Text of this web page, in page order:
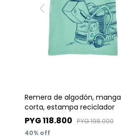
Remera de algodón, manga
corta, estampa reciclador
PYG118.800 PYG198.000
40